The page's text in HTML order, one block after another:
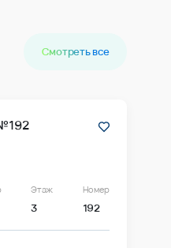
Смотреть все
Этаж
3
Номер
192